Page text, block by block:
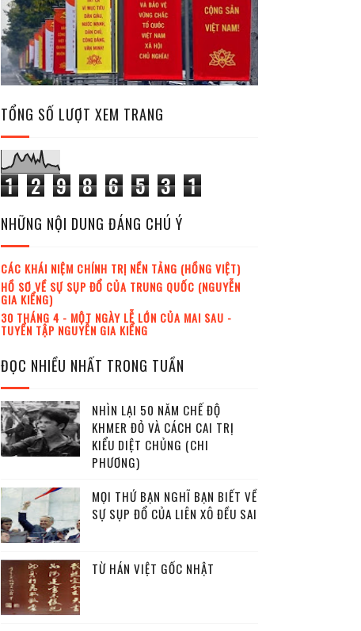
TỔNG SỐ LƯỢT XEM TRANG
1 2 9 8 6 5 3 1
NHỮNG NỘI DUNG ĐÁNG CHÚ Ý
CÁC KHÁI NIỆM CHÍNH TRỊ NỀN TẢNG (HỒNG VIỆT)
HỒ SƠ VỀ SỰ SỤP ĐỔ CỦA TRUNG QUỐC (NGUYỄN
GIA KIỂNG)
30 THÁNG 4 - MỘT NGÀY LỄ LỚN CỦA MAI SAU -
TUYỂN TẬP NGUYỄN GIA KIỂNG
ĐỌC NHIỀU NHẤT TRONG TUẦN
NHÌN LẠI 50 NĂM CHẾ ĐỘ
KHMER ĐỎ VÀ CÁCH CAI TRỊ
KIỂU DIỆT CHỦNG (CHI
PHƯƠNG)
MỌI THỨ BẠN NGHĨ BẠN BIẾT VỀ
SỰ SỤP ĐỔ CỦA LIÊN XÔ ĐỀU SAI
TỪ HÁN VIỆT GỐC NHẬT